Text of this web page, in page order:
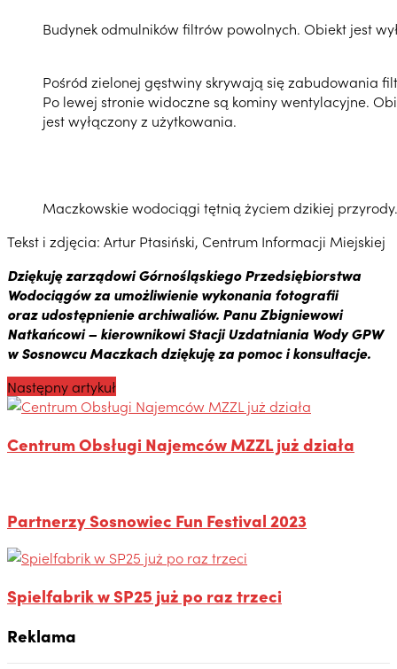
Budynek odmulników filtrów powolnych. Obiekt jest
Pośród zielonej gęstwiny skrywają się zabudowania
Po lewej stronie widoczne są kominy wentylacyjne.
jest wyłączony z użytkowania.
Maczkowskie wodociągi tętnią życiem dzikiej przyrody.
Tekst i zdjęcia: Artur Ptasiński, Centrum Informacji Miejskiej
Dziękuję zarządowi Górnośląskiego Przedsiębiorstwa
Wodociągów za umożliwienie wykonania fotografii
oraz udostępnienie archiwaliów. Panu Zbigniewowi
Natkańcowi – kierownikowi Stacji Uzdatniania Wody GPW
w Sosnowcu Maczkach dziękuję za pomoc i konsultacje.
Następny artykuł
Centrum Obsługi Najemców MZZL już działa
Partnerzy Sosnowiec Fun Festival 2023
Spielfabrik w SP25 już po raz trzeci
Reklama